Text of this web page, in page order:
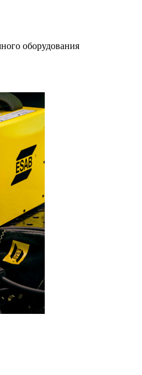
оборудования